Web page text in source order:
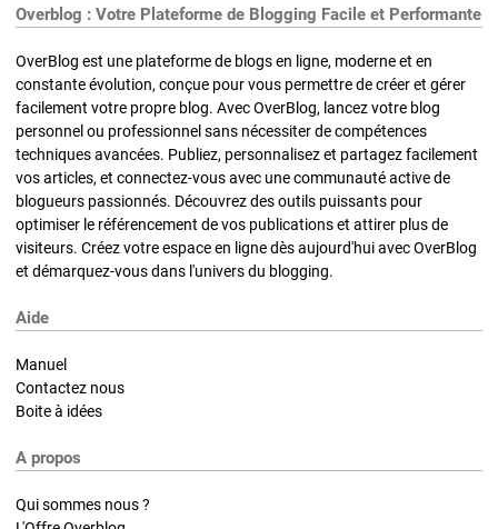
Overblog : Votre Plateforme de Blogging Facile et Performante
OverBlog est une plateforme de blogs en ligne, moderne et en
constante évolution, conçue pour vous permettre de créer et gérer
facilement votre propre blog. Avec OverBlog, lancez votre blog
personnel ou professionnel sans nécessiter de compétences
techniques avancées. Publiez, personnalisez et partagez facilement
vos articles, et connectez-vous avec une communauté active de
blogueurs passionnés. Découvrez des outils puissants pour
optimiser le référencement de vos publications et attirer plus de
visiteurs. Créez votre espace en ligne dès aujourd'hui avec OverBlog
et démarquez-vous dans l'univers du blogging.
Aide
Manuel
Contactez nous
Boite à idées
A propos
Qui sommes nous ?